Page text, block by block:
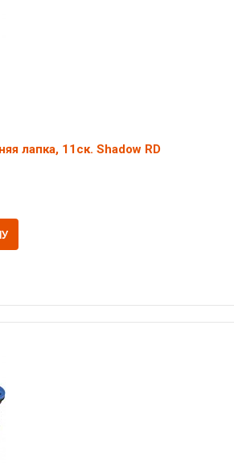
лапка, 11ск. Shadow RD